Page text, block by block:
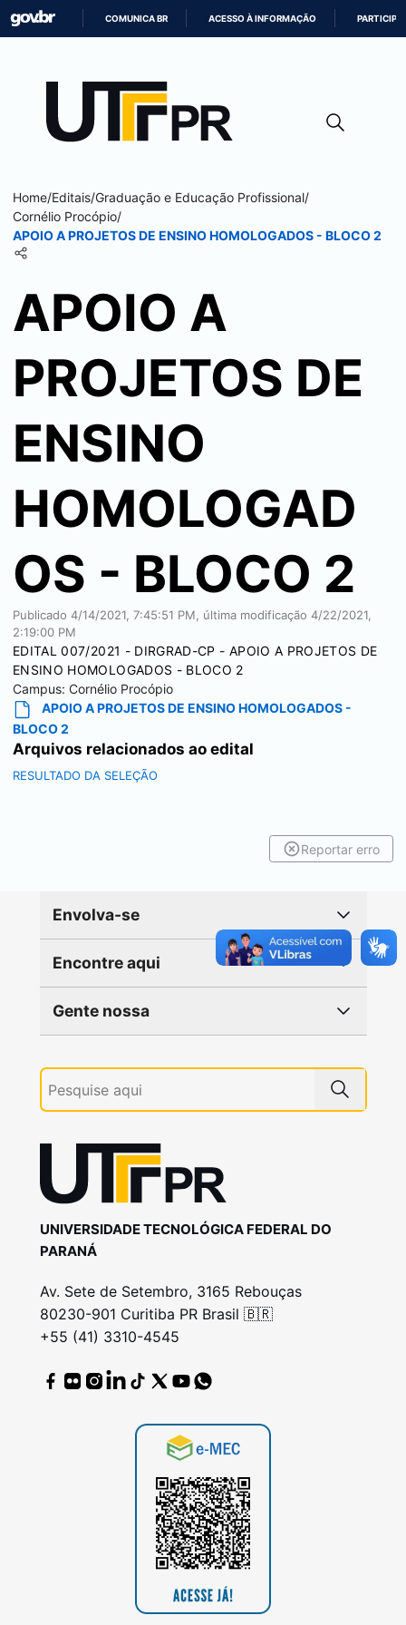
CONTEÚDO
COMUNICA BR ACESSO À INFORMAÇÃO PARTICIPE
Home/Editais/Graduação e Educação Profissional/
Cornélio Procópio/
APOIO A PROJETOS DE ENSINO HOMOLOGADOS - BLOCO 2
APOIO A
PROJETOS DE
ENSINO
HOMOLOGAD
OS - BLOCO 2
Publicado 4/14/2021, 7:45:51 PM , última modificação 4/22/2021,
2:19:00 PM
EDITAL 007/2021 - DIRGRAD-CP - APOIO A PROJETOS DE
ENSINO HOMOLOGADOS - BLOCO 2
Campus: Cornélio Procópio
APOIO A PROJETOS DE ENSINO HOMOLOGADOS -
BLOCO 2
Arquivos relacionados ao edital
RESULTADO DA SELEÇÃO
Reportar erro
Envolva-se
Encontre aqui
Gente nossa
UNIVERSIDADE TECNOLÓGICA FEDERAL DO
PARANÁ
Av. Sete de Setembro, 3165 Rebouças
80230-901 Curitiba PR Brasil 🇧🇷
+55 (41) 3310-4545